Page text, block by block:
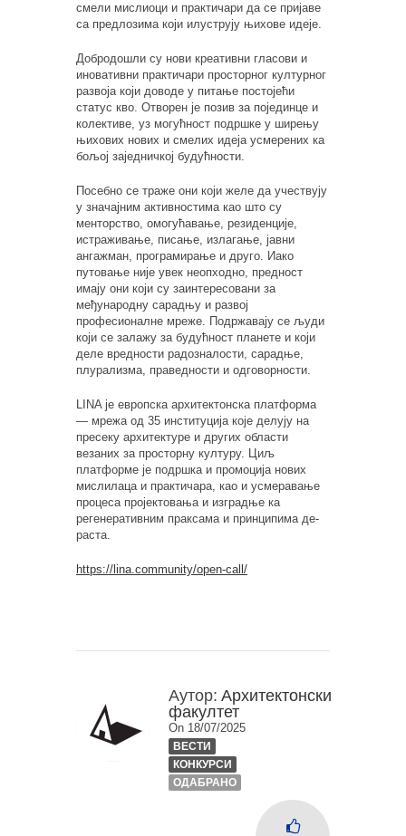
смели мислиоци и практичари да се пријаве
са предлозима који илуструју њихове идеје.
Добродошли су нови креативни гласови и
иновативни практичари просторног културног
развоја који доводе у питање постојећи
статус кво. Отворен је позив за појединце и
колективе, уз могућност подршке у ширењу
њихових нових и смелих идеја усмерених ка
бољој заједничкој будућности.
Посебно се траже они који желе да учествују
у значајним активностима као што су
менторство, омогућавање, резиденције,
истраживање, писање, излагање, јавни
ангажман, програмирање и друго. Иако
путовање није увек неопходно, предност
имају они који су заинтересовани за
међународну сарадњу и развој
професионалне мреже. Подржавају се људи
који се залажу за будућност планете и који
деле вредности радозналости, сарадње,
плурализма, праведности и одговорности.
LINA је европска архитектонска платформа
— мрежа од 35 институција које делују на
пресеку архитектуре и других области
везаних за просторну културу. Циљ
платформе је подршка и промоција нових
мислилаца и практичара, као и усмеравање
процеса пројектовања и изградње ка
регенеративним праксама и принципима де-
раста.
https://lina.community/open-call/
Аутор: Архитектонски
факултет
On 18/07/2025
ВЕСТИ
КОНКУРСИ
ОДАБРАНО